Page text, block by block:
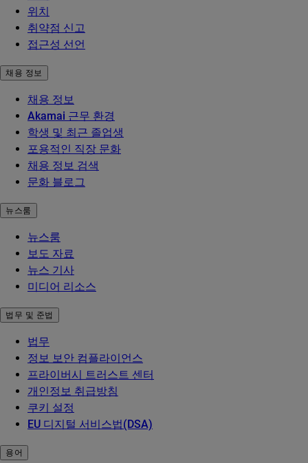
위치
취약점 신고
접근성 선언
채용 정보
채용 정보
Akamai 근무 환경
학생 및 최근 졸업생
포용적인 직장 문화
채용 정보 검색
문화 블로그
뉴스룸
뉴스룸
보도 자료
뉴스 기사
미디어 리소스
법무 및 준법
법무
정보 보안 컴플라이언스
프라이버시 트러스트 센터
개인정보 취급방침
쿠키 설정
EU 디지털 서비스법(DSA)
용어